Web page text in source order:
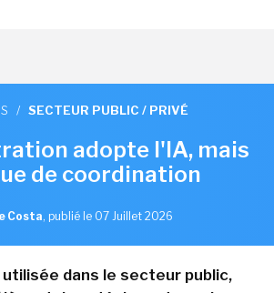
/ SECTEUR PUBLIC / PRIVÉ
adopte l'IA, mais
de coordination
Costa, publié le 07 Juillet 2026
utilisée dans le secteur public,